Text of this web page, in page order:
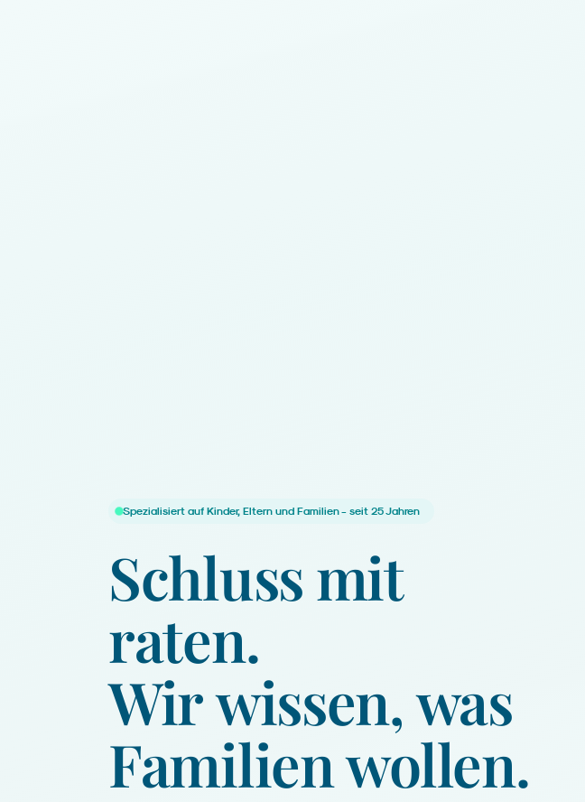
Spezialisiert auf Kinder, Eltern und Familien - seit 25 Jahren
Schlussmit
raten.
Wirwissen,was
Familienwollen.